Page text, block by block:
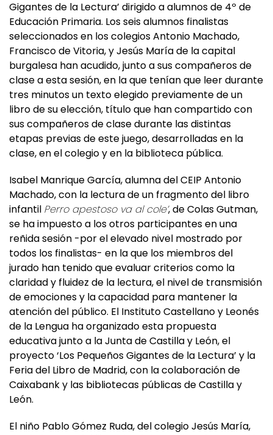
educativo de promoción de la lectura ‘Los Pequeños
Gigantes de la Lectura’ dirigido a alumnos de 4º de
Educación Primaria. Los seis alumnos finalistas
seleccionados en los colegios Antonio Machado,
Francisco de Vitoria, y Jesús María de la capital
burgalesa han acudido, junto a sus compañeros de
clase a esta sesión, en la que tenían que leer durante
tres minutos un texto elegido previamente de un
libro de su elección, título que han compartido con
sus compañeros de clase durante las distintas
etapas previas de este juego, desarrolladas en la
Isabel Manrique García, alumna del CEIP Antonio
Machado, con la lectura de un fragmento del libro
infantilPerro apestoso va al cole’, de Colas Gutman,
se ha impuesto a los otros participantes en una
reñida sesión -por el elevado nivel mostrado por
todos los finalistas- en la que los miembros del
jurado han tenido que evaluar criterios como la
claridad y fluidez de la lectura, el nivel de transmisión
de emociones y la capacidad para mantener la
atención del público. El Instituto Castellano y Leonés
de la Lengua ha organizado esta propuesta
educativa junto a la Junta de Castilla y León, el
proyecto ‘Los Pequeños Gigantes de la Lectura’ y la
Feria del Libro de Madrid, con la colaboración de
Caixabank y las bibliotecas públicas de Castilla y